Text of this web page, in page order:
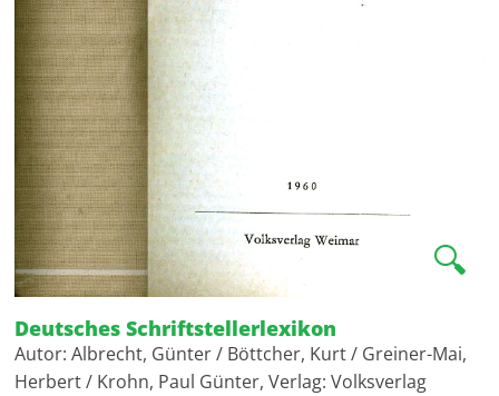
🔍
Deutsches Schriftstellerlexikon
Autor: Albrecht, Günter / Böttcher, Kurt / Greiner-Mai,
Herbert / Krohn, Paul Günter, Verlag: Volksverlag